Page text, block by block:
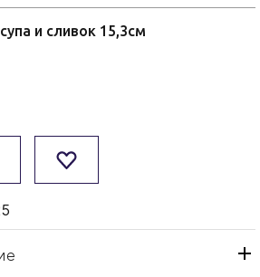
и сливок 15,3см